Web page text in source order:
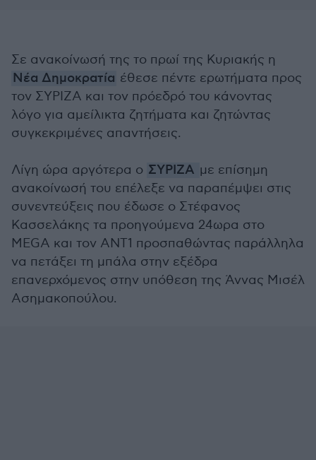
Σε ανακοίνωσή της το πρωί της Κυριακής η
Νέα Δημοκρατία έθεσε πέντε ερωτήματα προς
τον ΣΥΡΙΖΑ και τον πρόεδρό του κάνοντας
λόγο για αμείλικτα ζητήματα και ζητώντας
συγκεκριμένες απαντήσεις.
Λίγη ώρα αργότερα ο ΣΥΡΙΖΑ με επίσημη
ανακοίνωσή του επέλεξε να παραπέμψει στις
συνεντεύξεις που έδωσε ο Στέφανος
Κασσελάκης τα προηγούμενα 24ωρα στο
MEGA και τον ΑΝΤ1 προσπαθώντας παράλληλα
να πετάξει τη μπάλα στην εξέδρα
επανερχόμενος στην υπόθεση της Άννας Μισέλ
Ασημακοπούλου.